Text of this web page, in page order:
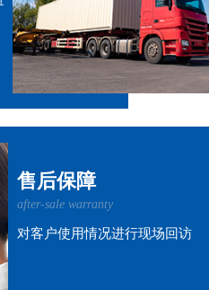
售后保障
after-sale warranty
对客户使用情况进行现场回访